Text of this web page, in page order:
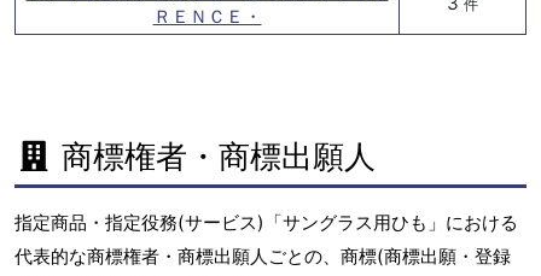
ＲＥＮＣＥ・
件
商標権者・商標出願人
指定商品・指定役務(サービス)「サングラス用ひも」における
代表的な商標権者・商標出願人ごとの、商標(商標出願・登録